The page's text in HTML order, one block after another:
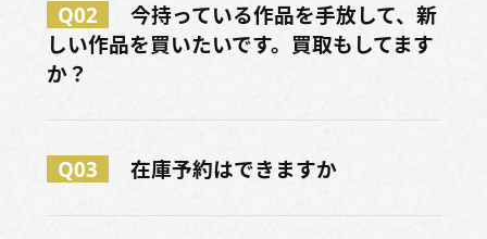
Q02
今持っている作品を手放して、新
しい作品を買いたいです。買取もしてます
か？
Q03 在庫予約はできますか